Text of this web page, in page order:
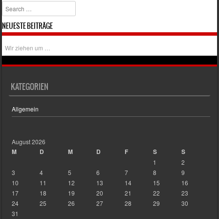
Search
NEUESTE BEITRÄGE
Wir ziehen um …
KATEGORIEN
Allgemein
August 2026
M D M D F S S
1
2
3
4 5 6 7 8
9
10
11 12 13 14 15
16
17
18 19 20 21 22
23
24
25 26 27 28 29
30
31